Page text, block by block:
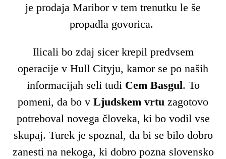
je prodaja Maribor v tem trenutku le še
propadla govorica.
Ilicali bo zdaj sicer krepil predvsem
operacije v Hull Cityju, kamor se po naših
informacijah seli tudi Cem Basgul. To
pomeni, da bo v Ljudskem vrtu zagotovo
potreboval novega človeka, ki bo vodil vse
skupaj. Turek je spoznal, da bi se bilo dobro
zanesti na nekoga, ki dobro pozna slovensko